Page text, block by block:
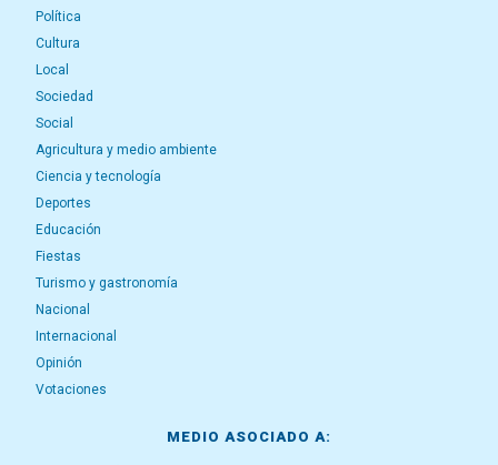
Política
Cultura
Local
Sociedad
Social
Agricultura y medio ambiente
Ciencia y tecnología
Deportes
Educación
Fiestas
Turismo y gastronomía
Nacional
Internacional
Opinión
Votaciones
MEDIO ASOCIADO A: